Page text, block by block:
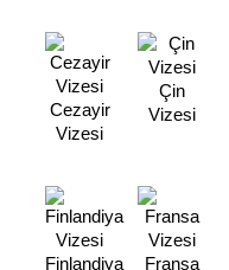
Cezayir
Vizesi
Çin
Vizesi
Finlandiya
Fransa